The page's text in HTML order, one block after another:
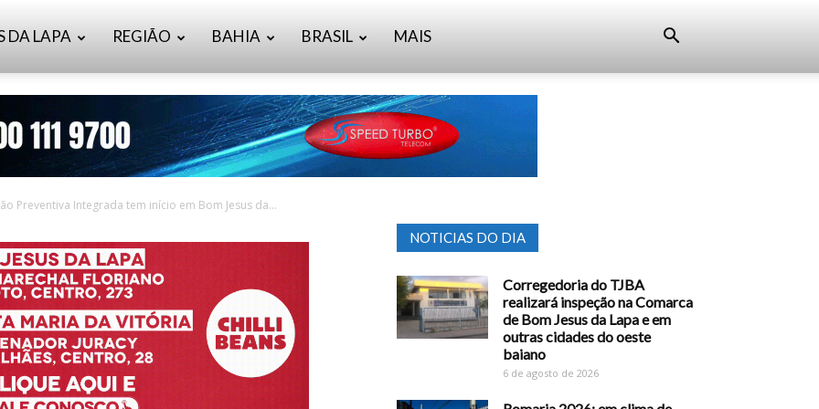
DA LAPA REGIÃO BAHIA BRASIL MAIS
Preventiva Integrada tem início em Bom Jesus da...
NOTICIAS DO DIA
Corregedoria do TJBA
realizará inspeção na Comarca
de Bom Jesus da Lapa e em
outras cidades do oeste
baiano
6 de agosto de 2026